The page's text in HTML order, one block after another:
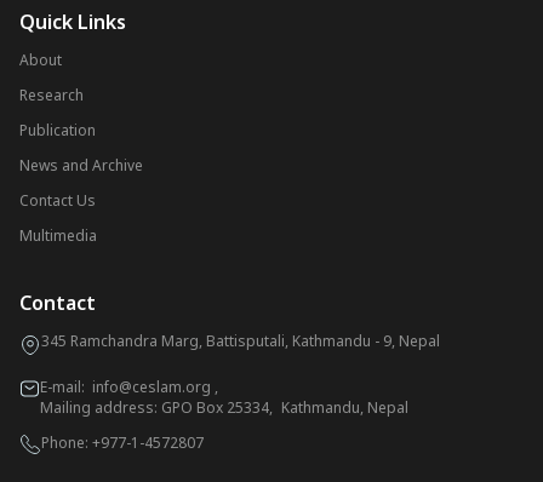
Quick Links
About
Research
Publication
News and Archive
Contact Us
Multimedia
Contact
345 Ramchandra Marg, Battisputali, Kathmandu - 9, Nepal
E-mail: info@ceslam.org ,
Mailing address: GPO Box 25334, Kathmandu, Nepal
Phone: +977-1-4572807